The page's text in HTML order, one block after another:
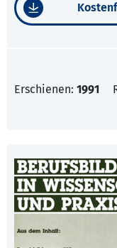
Erschienen: 1991